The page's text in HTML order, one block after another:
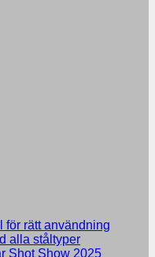
för rätt användning
alla ståltyperInga
kommentarer
Shot Show 2025Inga